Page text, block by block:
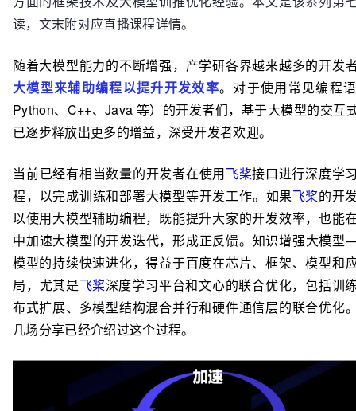
读，文末附对应直播课程详情。
随着大模型能力的不断增强，产学研各界越来越多的开发
大模型来辅助编程以提升开发效率。对于使用常见编程
Python、C++、Java 等）的开发者们，基于大模型的交互
已逐步释放出更多的增益，深受开发者欢迎。
当前已经有相当数量的开发者在使用飞桨接口进行深度学
程，以完成训练和部署大模型等开发工作。如果飞桨的开
以使用大模型辅助编程，既能提升大家的开发效率，也能
中加速大模型的开发迭代，形成正反馈。知识增强大模
模型的持续快速进化，得益于百度在芯片、框架、模型和
局，尤其是飞桨深度学习平台和文心的联合优化，包括训
布式扩展、多模型结构混合并行和硬件通信层的联合优化
几场分享已经介绍过这个过程。